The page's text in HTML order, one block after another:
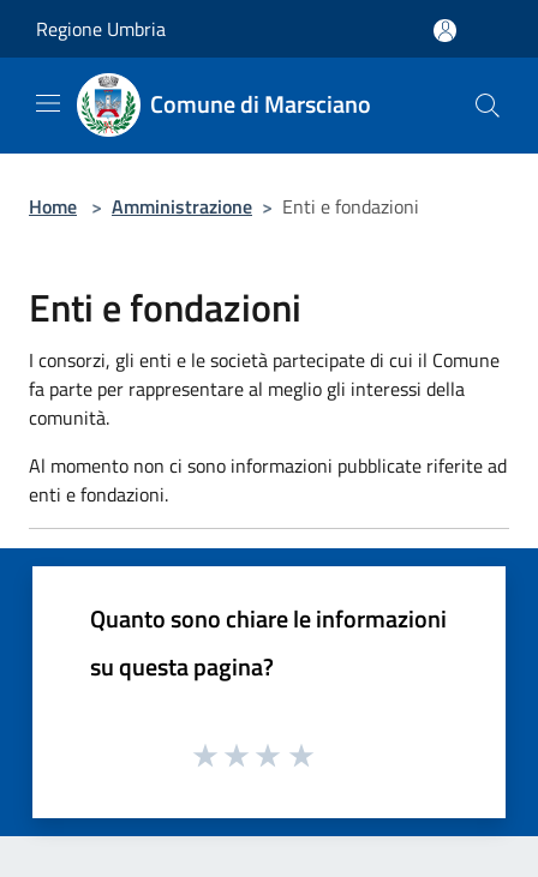
Regione Umbria
Comune di Marsciano
Home > Amministrazione > Enti e fondazioni
Enti e fondazioni
I consorzi, gli enti e le società partecipate di cui il Comune
fa parte per rappresentare al meglio gli interessi della
comunità.
Al momento non ci sono informazioni pubblicate riferite ad
enti e fondazioni.
Quanto sono chiare le informazioni
su questa pagina?